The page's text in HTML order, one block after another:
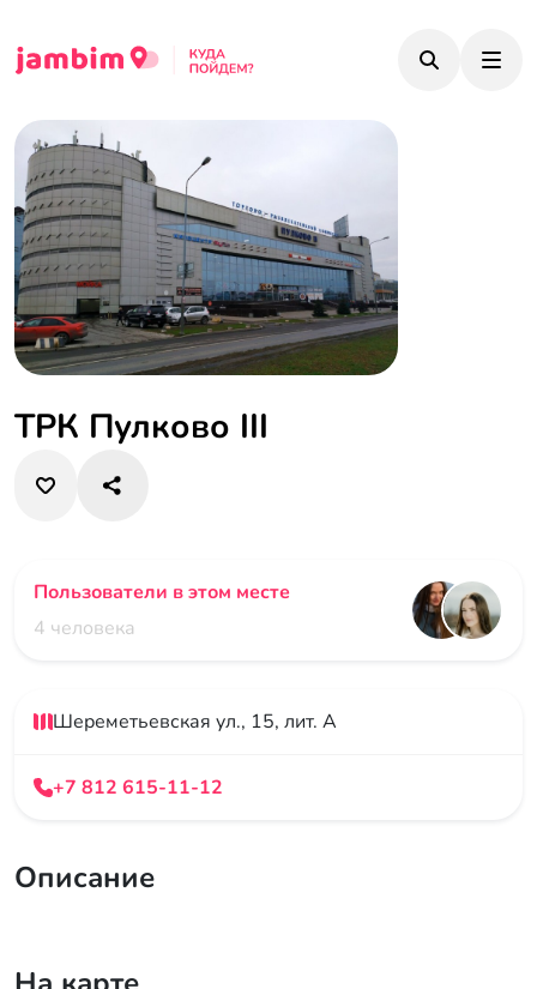
ТРК Пулково III
Пользователи в этом месте
4 человека
Шереметьевская ул., 15, лит. А
+7 812 615-11-12
Описание